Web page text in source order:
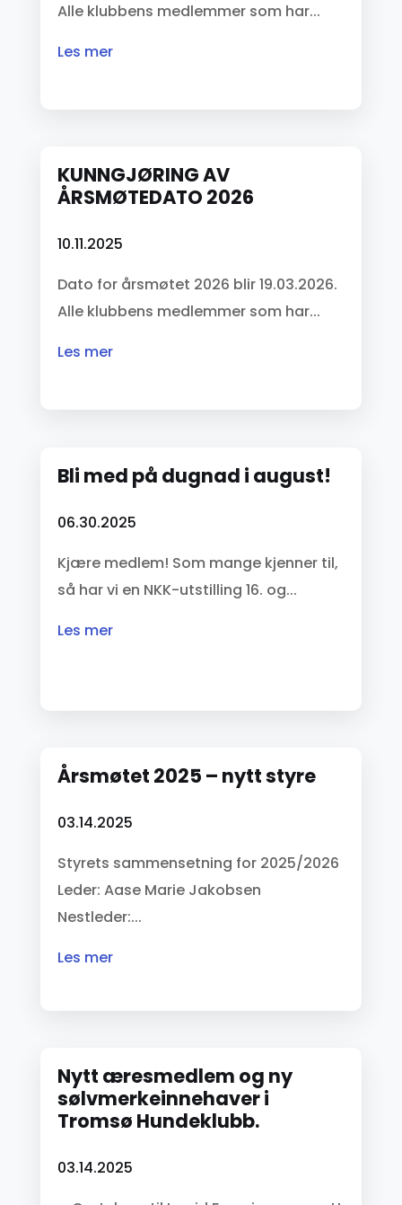
Alle klubbens medlemmer som har...
les mer
KUNNGJØRING AV
ÅRSMØTEDATO 2026
10.11.2025
Dato for årsmøtet 2026 blir 19.03.2026.
Alle klubbens medlemmer som har...
les mer
Bli med på dugnad i august!
06.30.2025
Kjære medlem! Som mange kjenner til,
så har vi en NKK-utstilling 16. og...
les mer
Årsmøtet 2025 – nytt styre
03.14.2025
Styrets sammensetning for 2025/2026
Leder: Aase Marie Jakobsen
Nestleder:...
les mer
Nytt æresmedlem og ny
sølvmerkeinnehaver i
Tromsø Hundeklubb.
03.14.2025